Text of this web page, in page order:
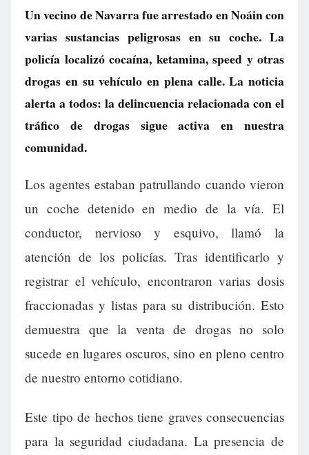
Un vecino de Navarra fue arrestado en Noáin con
varias sustancias peligrosas en su coche. La
policía localizó cocaína, ketamina, speed y otras
drogas en su vehículo en plena calle. La noticia
alerta a todos: la delincuencia relacionada con el
tráfico de drogas sigue activa en nuestra
comunidad.
Los agentes estaban patrullando cuando vieron
un coche detenido en medio de la vía. El
conductor, nervioso y esquivo, llamó la
atención de los policías. Tras identificarlo y
registrar el vehículo, encontraron varias dosis
fraccionadas y listas para su distribución. Esto
demuestra que la venta de drogas no solo
sucede en lugares oscuros, sino en pleno centro
de nuestro entorno cotidiano.
Este tipo de hechos tiene graves consecuencias
para la seguridad ciudadana. La presencia de